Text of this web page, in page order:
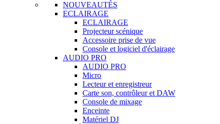
NOUVEAUTÉS
ECLAIRAGE
ECLAIRAGE
Projecteur scénique
Accessoire prise de vue
Console et logiciel d'éclairage
AUDIO PRO
AUDIO PRO
Micro
Lecteur et enregistreur
Carte son, contrôleur et DAW
Console de mixage
Enceinte
Matériel DJ